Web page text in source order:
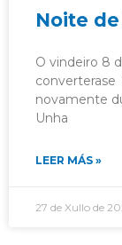
Noite
O vindeiro 8
converterase
novamente
Unha
LEER MÁS »
27 de Xullo de